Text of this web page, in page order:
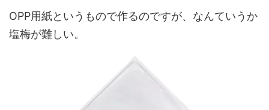
OPP用紙というもので作るのですが、なんていうか
塩梅が難しい。